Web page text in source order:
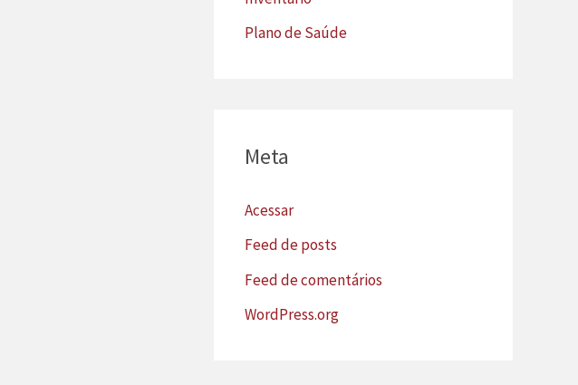
Plano de Saúde
Meta
Acessar
Feed de posts
Feed de comentários
WordPress.org